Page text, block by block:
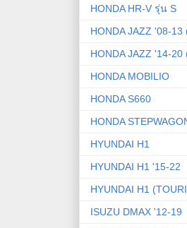
HONDA HR-V รุ่น S
HONDA JAZZ '08-13
HONDA JAZZ '14-20
HONDA MOBILIO
HONDA S660
HONDA
HYUNDAI H1
HYUNDAI H1 '15-22
HYUNDAI H1
ISUZU DMAX '12-19